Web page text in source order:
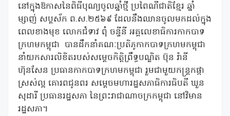
នៅក្នុងឱកាសនៃពិធីបុណ្យចូលឆ្នាំថ្មី ប្រពៃណីជាតិខ្មែរ ឆ្នាំ
ម្សាញ់ សប្តស័ក ព.ស.២៥៦៩ ដែលនឹងឈានចូលមកដល់ក្នុង
ពេលខាងមុខ លោកជំទាវ ពុំ ចន្ទីនី អគ្គលេខាធិការកាកបាទ
ក្រហមកម្ពុជា បានដឹកនាំគណៈប្រតិភូកាកបាទក្រហមកម្ពុជា
នាំយកសារលិខិតរបស់សម្តេចកិត្តិព្រឹទ្ធបណ្ឌិត ប៊ុន រ៉ានី
ហ៊ុនសែន ប្រធានកាកបាទក្រហមកម្ពុជា រួមជាមួយកន្ត្រកផ្កា
ស្រស់ល្អ គោរពជូនពរ សម្តេចមហារដ្ឋសភាធិការធិបតី ឃួន
សុដារី ប្រធានរដ្ឋសភា នៃព្រះរាជាណាចក្រកម្ពុជា នៅវិមាន
រដ្ឋសភា។